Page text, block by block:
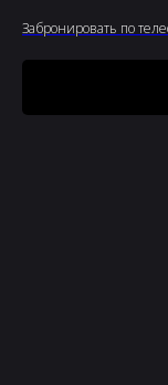
Забронировать по